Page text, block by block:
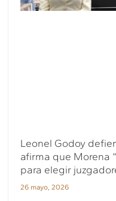
Leonel Godoy
afirma que Morena
para elegir
26 mayo, 2026